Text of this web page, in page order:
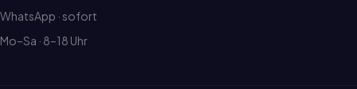
WhatsApp · sofort
Mo–Sa · 8–18 Uhr